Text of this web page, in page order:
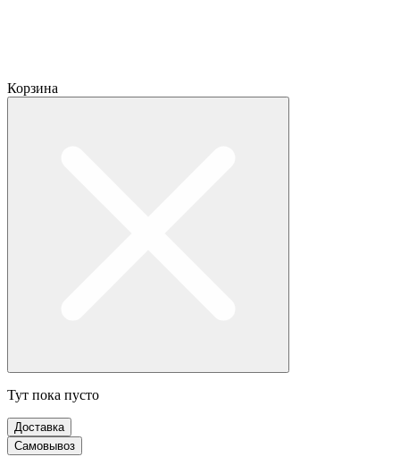
Корзина
Тут пока пусто
Доставка
Самовывоз